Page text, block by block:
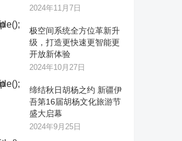
2024年11月7日
极空间系统全方位革新升
级，打造更快速更智能更
开放新体验
2024年10月27日
缔结秋日胡杨之约 新疆伊
吾第16届胡杨文化旅游节
盛大启幕
2024年9月25日